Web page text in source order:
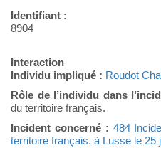
Identifiant :
8904
Interaction
Individu impliqué : Roudot
Rôle de l’individu dans
du territoire français.
Incident concerné : 484
territoire français. à Lusse le 25